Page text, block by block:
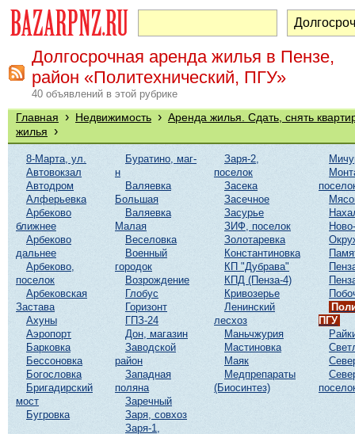
Долгосрочная аренда жилья в Пензе,
район «Политехнический, ПГУ»
40 объявлений в этой рубрике
Главная › Недвижимость › Аренда жилья. Сдать, снять
жилья ›
8-Марта, ул.
Автовокзал
Автодром
Алферьевка
Арбеково
ближнее
Арбеково
дальнее
Арбеково,
поселок
Арбековская
Застава
Ахуны
Аэропорт
Барковка
Бессоновка
Богословка
Бригадирский
мост
Бугровка
Буратино, маг-
н
Валяевка
Большая
Валяевка
Малая
Веселовка
Военный
городок
Возрождение
Глобус
Горизонт
ГПЗ-24
Дон, магазин
Заводской
район
Западная
поляна
Заречный
Заря, совхоз
Заря-1,
Заря-2,
поселок
Засека
Засечное
Засурье
ЗИФ, поселок
Золотаревка
Константиновка
КП "Дубрава"
КПД (Пенза-4)
Кривозерье
Ленинский
лесхоз
Маньчжурия
Мастиновка
Маяк
Медпрепараты
(Биосинтез)
ПГУ